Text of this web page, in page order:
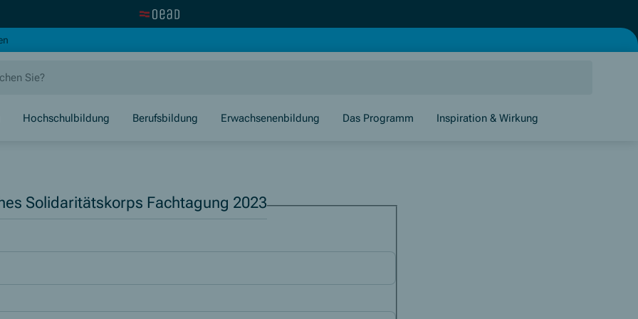
Hochschulbildung Berufsbildung Erwachsenenbildung Das Programm Inspiration & Wirkung
Solidaritätskorps Fachtagung 2023